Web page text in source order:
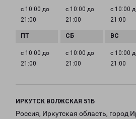
с 10:00 до
21:00
с 10:00 до
21:00
с 10:00
21:00
с 10:00 до
21:00
с 10:00 до
21:00
с 10:00
21:00
ИРКУТСК ВОЛЖСКАЯ 51Б
Россия, Иркутская область, город